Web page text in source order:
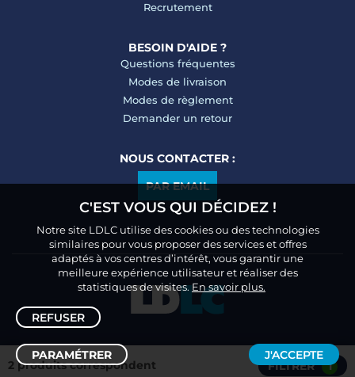
Trier /Filtrer
2 produits correspondent FILTRER 1
Recrutement
BESOIN D'AIDE ?
Questions fréquentes
Modes de livraison
Modes de règlement
Demander un retour
NOUS CONTACTER :
PAR EMAIL
C'EST VOUS QUI DÉCIDEZ !
Notre site LDLC utilise des cookies ou des technologies
similaires pour vous proposer des services et offres
adaptés à vos centres d’intérêt, vous garantir une
meilleure expérience utilisateur et réaliser des
statistiques de visites.En savoir plus.
REFUSER
PARAMÉTRER J'ACCEPTE